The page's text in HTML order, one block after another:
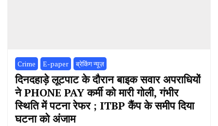
Crime E-paper ब्रेकिंग न्यूज़
दिनदहाड़े लूटपाट के दौरान बाइक सवार अपराधियों
ने PHONE PAY कर्मी को मारी गोली, गंभीर
स्थिति में पटना रेफर ; ITBP कैंप के समीप दिया
घटना को अंजाम